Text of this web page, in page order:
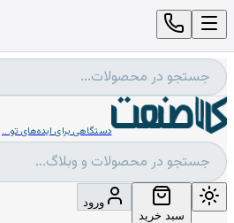
دستگاهی برای ایده‌های تو...
سبد خرید
ورود